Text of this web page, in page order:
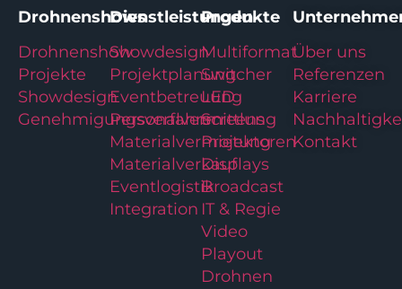
Drohnenshows
Drohnenshow
Projekte
Showdesign
Genehmigungsverfahren
Dienstleistungen
Showdesign
Projektplanung
Eventbetreuung
Personalvermittlung
Materialvermietung
Materialverkauf
Eventlogistik
Integration
Produkte
Multiformat
Switcher
LED
Screens
Projektoren
Displays
Broadcast
IT & Regie
Video
Playout
Drohnen
Über uns
Referenzen
Karriere
Kontakt